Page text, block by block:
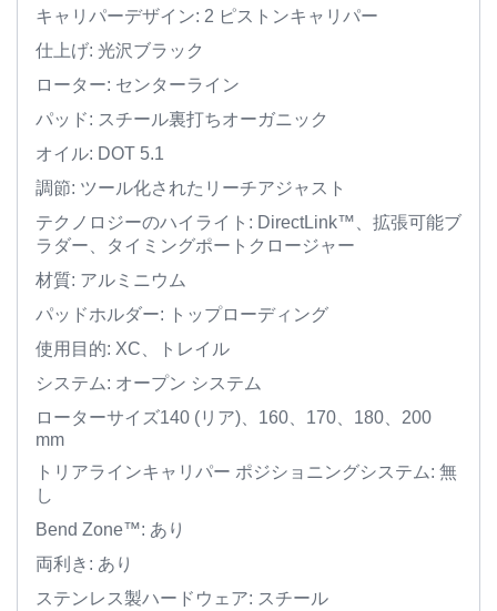
キャリパーデザイン: 2 ピストンキャリパー
仕上げ: 光沢ブラック
ローター: センターライン
パッド: スチール裏打ちオーガニック
オイル: DOT 5.1
調節: ツール化されたリーチアジャスト
テクノロジーのハイライト: DirectLink™、拡張可能ブ
ラダー、タイミングポートクロージャー
材質: アルミニウム
パッドホルダー: トップローディング
使用目的: XC、トレイル
システム: オープン システム
ローターサイズ140 (リア)、160、170、180、200
mm
トリアラインキャリパー ポジショニングシステム: 無
し
Bend Zone™: あり
両利き: あり
ステンレス製ハードウェア: スチール